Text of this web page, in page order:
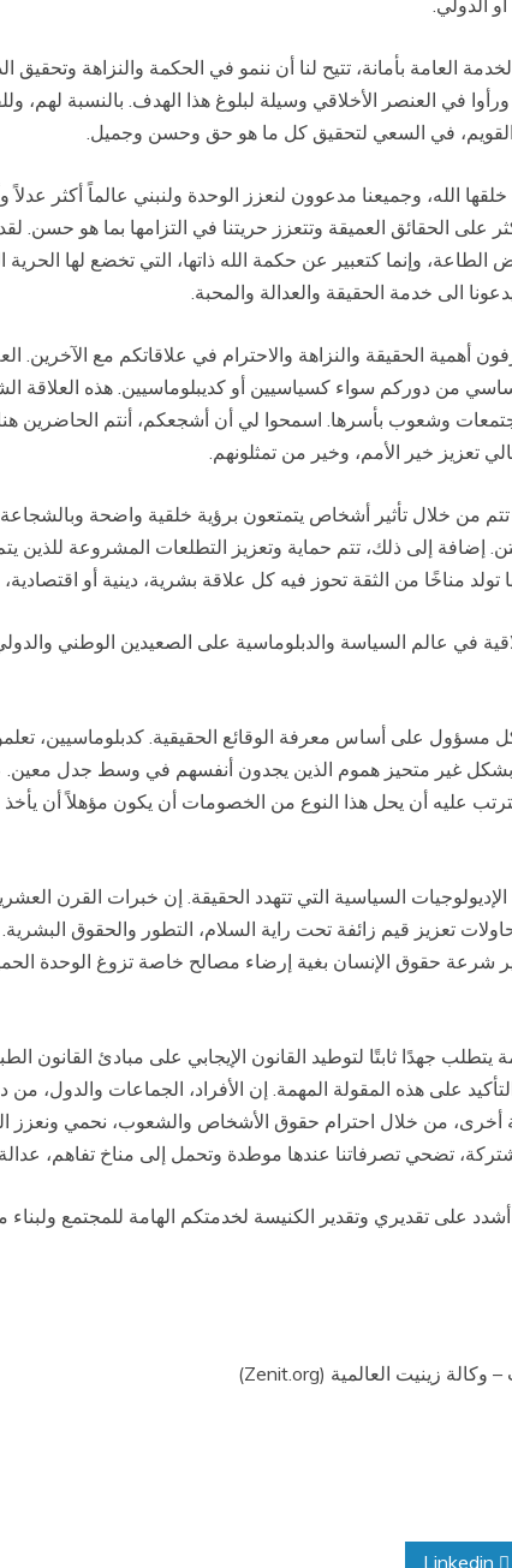
الدولي.
الخدمة العامة بأمانة، تتيح لنا أن ننمو في الحكمة والنزاهة
في العنصر الأخلاقي وسيلة لبلوغ هذا الهدف. بالنسبة لهم،
في السعي لتحقيق كل ما هو حق وحسن وجميل.
الله، وجميعنا مدعوون لنعزز الوحدة ولنبني عالماً أكثر عدلاً
على الحقائق العميقة وتتعزز حريتنا في التزامها بما هو حسن.
الى خدمة الحقيقة والعدالة والمحبة.
الحقيقة والنزاهة والاحترام في علاقاتكم مع الآخرين.
من دوركم سواء كسياسيين أو كديبلوماسيين. هذه العلاقة
وشعوب بأسرها. اسمحوا لي أن أشجعكم، أنتم الحاضرين
تعزيز خير الأمم، وخير من تمثلونهم.
من خلال تأثير أشخاص يتمتعون برؤية خلقية واضحة
إلى ذلك، تتم حماية وتعزيز التطلعات المشروعة للذين يتم
مناخًا من الثقة تحوز فيه كل علاقة بشرية، دينية أو
في عالم السياسة والدبلوماسية على الصعيدين الوطني
مسؤول على أساس معرفة الوقائع الحقيقية. كدبلوماسيين،
بشكل غير متحيز هموم الذين يجدون أنفسهم في وسط جدل معين.
أن يحل هذا النوع من الخصومات أن يكون مؤهلاً أن يأخذ
الإديولوجيات السياسية التي تتهدد الحقيقة. إن خبرات القرن
تعزيز قيم زائفة تحت راية السلام، التطور والحقوق
شرعة حقوق الإنسان بغية إرضاء مصالح خاصة تزوغ الوحدة
يتطلب جهدًا ثابتًا لتوطيد القانون الإيجابي على مبادئ القانون
على هذه المقولة المهمة. إن الأفراد، الجماعات والدول، من
أخرى، من خلال احترام حقوق الأشخاص والشعوب، نحمي ونعزز
تضحي تصرفاتنا عندها موطدة وتحمل إلى مناخ تفاهم،
على تقديري وتقدير الكنيسة لخدمتكم الهامة للمجتمع ولبناء
وكالة زينيت العالمية (Zenit.org
)